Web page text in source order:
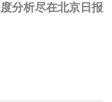
分析尽在北京日报